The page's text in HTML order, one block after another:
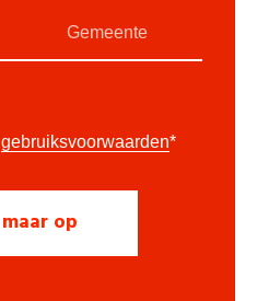
gebruiksvoorwaarden*